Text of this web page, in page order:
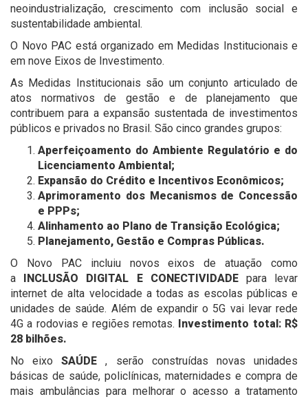
neoindustrialização, crescimento com inclusão social e
sustentabilidade ambiental.
O Novo PAC está organizado em Medidas Institucionais e
em nove Eixos de Investimento.
As Medidas Institucionais são um conjunto articulado de
atos normativos de gestão e de planejamento que
contribuem para a expansão sustentada de investimentos
públicos e privados no Brasil. São cinco grandes grupos:
Aperfeiçoamento do Ambiente Regulatório e do
Licenciamento Ambiental;
Expansão do Crédito e Incentivos Econômicos;
Aprimoramento dos Mecanismos de Concessão
e PPPs;
Alinhamento ao Plano de Transição Ecológica;
Planejamento, Gestão e Compras Públicas.
O Novo PAC incluiu novos eixos de atuação como
a INCLUSÃO DIGITAL E CONECTIVIDADE para levar
internet de alta velocidade a todas as escolas públicas e
unidades de saúde. Além de expandir o 5G vai levar rede
4G a rodovias e regiões remotas. Investimento total: R$
28 bilhões.
No eixoSAÚDE, serão construídas novas unidades
básicas de saúde, policlínicas, maternidades e compra de
mais ambulâncias para melhorar o acesso a tratamento